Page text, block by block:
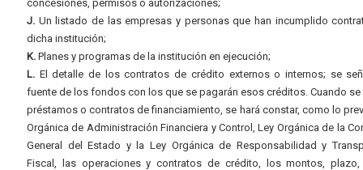
concesiones, permisos o autorizaciones;
J. Un listado de las empresas y personas que han incumplido
dicha institución;
K. Planes y programas de la institución en ejecución;
L. El detalle de los contratos de crédito externos o internos; se
fuente de los fondos con los que se pagarán esos créditos. Cuando se
préstamos o contratos de financiamiento, se hará constar, como lo
Orgánica de Administración Financiera y Control, Ley Orgánica de la
General del Estado y la Ley Orgánica de Responsabilidad y
Fiscal, las operaciones y contratos de crédito, los montos,